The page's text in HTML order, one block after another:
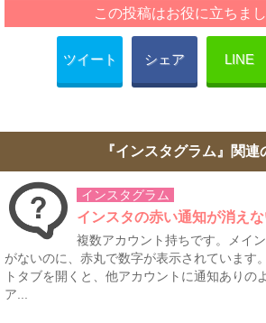
この投稿はお役に立ちま
ツイート シェア LINE
『インスタグラム』関連
インスタグラム
インスタの赤い通知が消え
複数アカウント持ちです。メイ
がないのに、赤丸で数字が表示されています
トタブを開くと、他アカウントに通知ありの
ア...